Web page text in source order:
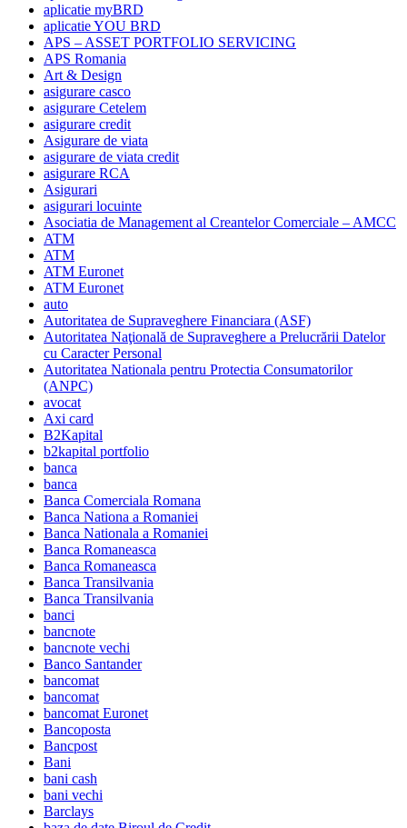
aplicatie myBRD
aplicatie YOU BRD
APS – ASSET PORTFOLIO SERVICING
APS Romania
Art & Design
asigurare casco
asigurare Cetelem
asigurare credit
Asigurare de viata
asigurare de viata credit
asigurare RCA
Asigurari
asigurari locuinte
Asociatia de Management al Creantelor Comerciale – AMCC
ATM
ATM
ATM Euronet
ATM Euronet
auto
Autoritatea de Supraveghere Financiara (ASF)
Autoritatea Naţională de Supraveghere a Prelucrării Datelor
cu Caracter Personal
Autoritatea Nationala pentru Protectia Consumatorilor
(ANPC)
avocat
Axi card
B2Kapital
b2kapital portfolio
banca
banca
Banca Comerciala Romana
Banca Nationa a Romaniei
Banca Nationala a Romaniei
Banca Romaneasca
Banca Romaneasca
Banca Transilvania
Banca Transilvania
banci
bancnote
bancnote vechi
Banco Santander
bancomat
bancomat
bancomat Euronet
Bancoposta
Bancpost
Bani
bani cash
bani vechi
Barclays